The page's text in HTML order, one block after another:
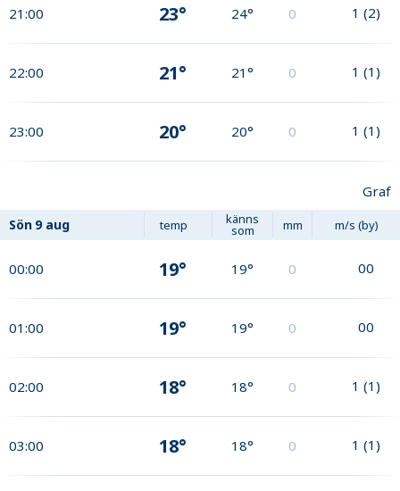
21:00 23° 24° 0 1 (2)
22:00 21° 21° 0 1 (1)
23:00 20° 20° 0 1 (1)
Graf
Sön 9 aug temp känns
som mm m/s (by)
00:00 19° 19° 0 00
01:00 19° 19° 0 00
02:00 18° 18° 0 1 (1)
03:00 18° 18° 0 1 (1)